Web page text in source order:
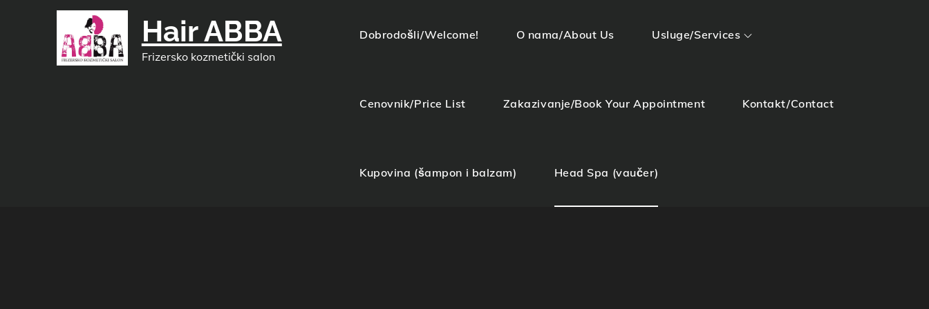
Hair ABBA
Frizersko kozmetički salon
Dobrodošli/Welcome! O nama/About Us Usluge/Services
Cenovnik/Price List Zakazivanje/Book Your Appointment Kontakt/Contact
Kupovina (šampon i balzam) Head Spa (vaučer)